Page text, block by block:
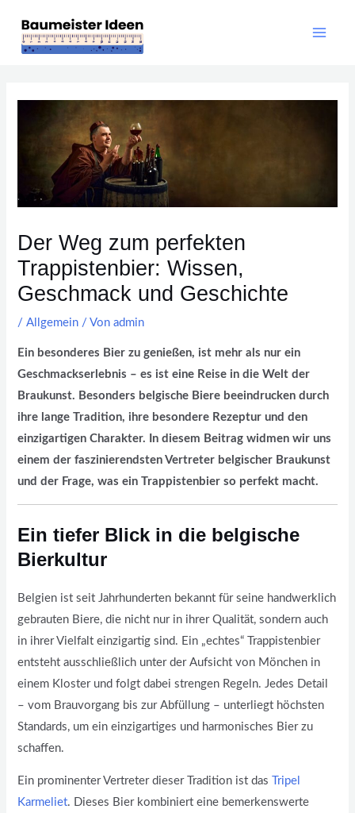
Inhalt
springen
Der Weg zum perfekten
Trappistenbier: Wissen,
Geschmack und Geschichte
/Allgemein / Vonadmin
Ein besonderes Bier zu genießen, ist mehr als nur ein
Geschmackserlebnis – es ist eine Reise in die Welt der
Braukunst. Besonders belgische Biere beeindrucken durch
ihre lange Tradition, ihre besondere Rezeptur und den
einzigartigen Charakter. In diesem Beitrag widmen wir uns
einem der faszinierendsten Vertreter belgischer Braukunst
und der Frage, was ein Trappistenbier so perfekt macht.
Ein tiefer Blick in die belgische
Bierkultur
Belgien ist seit Jahrhunderten bekannt für seine handwerklich
gebrauten Biere, die nicht nur in ihrer Qualität, sondern auch
in ihrer Vielfalt einzigartig sind. Ein „echtes“ Trappistenbier
entsteht ausschließlich unter der Aufsicht von Mönchen in
einem Kloster und folgt dabei strengen Regeln. Jedes Detail
– vom Brauvorgang bis zur Abfüllung – unterliegt höchsten
Standards, um ein einzigartiges und harmonisches Bier zu
schaffen.
Ein prominenter Vertreter dieser Tradition ist das
Tripel
Karmeliet. Dieses Bier kombiniert eine bemerkenswerte